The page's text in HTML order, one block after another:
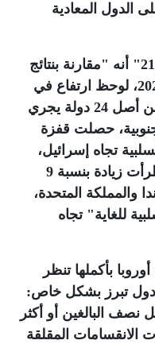
الدول المعادية
وأضاف في تقرير ترجمته "عربي21" أنه "مقارنة بنتائج
دراسة أجراها ذات المركز عام 2025، لوحظ ‏ارتفاع في
نسبة الآراء السلبية في 13 دولة من أصل 24 دولة يجري
‏حصلت قفزة
السلبية تجاه إسرائيل،
وفي ألمانيا والأرجنتين ونيجيريا، طرأت زيادة ‏بنسبة 9
والمملكة المتحدة،
للغاية" تجاه
بأكملها تنظر
دول تبرز بشكل ‏خاص:
نصف البالغين أو أكثر
‏الانقسامات المقلقة